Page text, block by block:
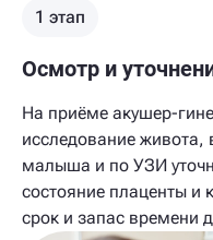
1 этап
Осмотр и
На приёме акушер-
исследование живота,
малыша и по УЗИ
состояние плаценты и
срок и запас времени